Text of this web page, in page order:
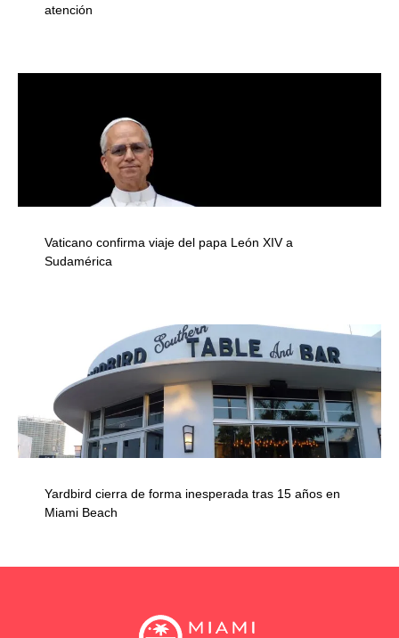
atención
Vaticano confirma viaje del papa León XIV a
Sudamérica
Yardbird cierra de forma inesperada tras 15 años en
Miami Beach